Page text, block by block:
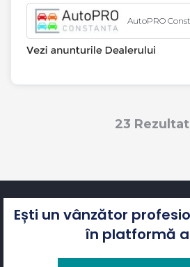
AutoPRO
23
Ești un vânzător
în platformă